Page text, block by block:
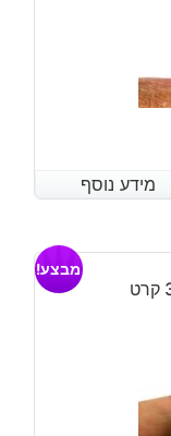
מידע נוסף
מידע נוסף
מבצע!